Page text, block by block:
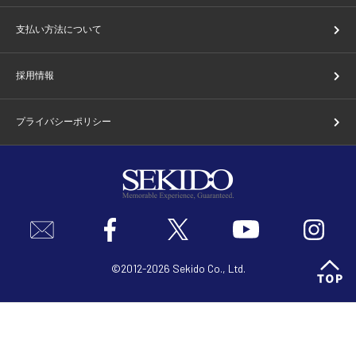
支払い方法について
採用情報
プライバシーポリシー
©2012-2026 Sekido Co., Ltd.